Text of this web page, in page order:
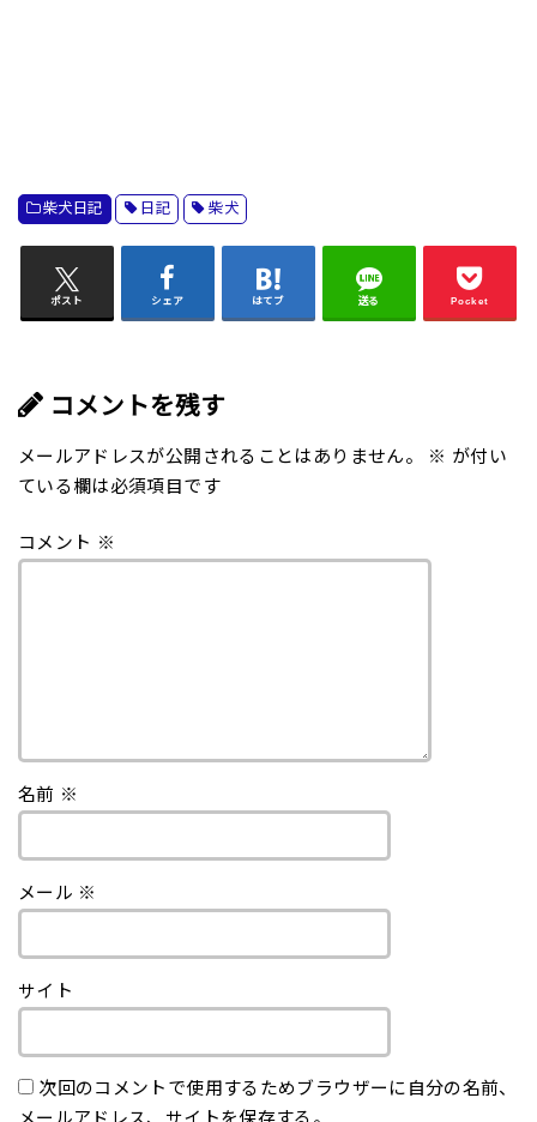
柴犬日記 日記 柴犬
ポスト シェア はてブ 送る Pocket
コメントを残す
メールアドレスが公開されることはありません。 ※ が付い
ている欄は必須項目です
コメント ※
名前 ※
メール ※
サイト
次回のコメントで使用するためブラウザーに自分の名前、